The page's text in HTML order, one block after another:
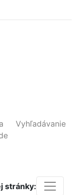
Vyhľadávanie
stránky: